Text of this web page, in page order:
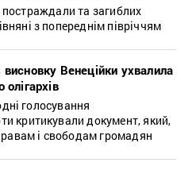
постраждали та загиблих
з попереднім півріччям
Венеційки ухвалила
олігархів
голосування
критикували документ, який,
і свободам громадян